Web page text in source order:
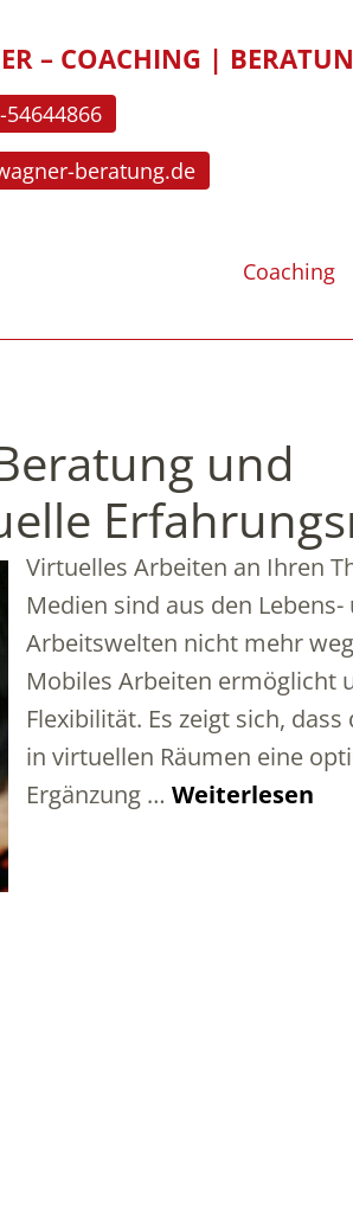
– COACHING |
beratung.de
Coaching
und
Virtuelles Arbeiten an Ihren
Medien sind aus den Lebens-
Arbeitswelten nicht mehr
Mobiles Arbeiten ermöglicht
Flexibilität. Es zeigt sich,
in virtuellen Räumen eine
Ergänzung … Weiterlesen